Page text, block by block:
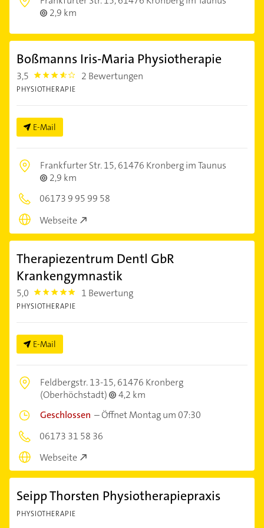
2,9 km
Boßmanns Iris-Maria Physiotherapie
3,5 3.5 2 Bewertungen
PHYSIOTHERAPIE
E-Mail
Frankfurter Str. 15,61476 Kronberg im Taunus
2,9 km
06173 9 95 99 58
Webseite
Therapiezentrum Dentl GbR
Krankengymnastik
5,0 5.0 1 Bewertung
PHYSIOTHERAPIE
E-Mail
Feldbergstr. 13-15,61476 Kronberg
(Oberhöchstadt)
4,2 km
Geschlossen –Öffnet Montag um 07:30
06173 31 58 36
Webseite
Seipp Thorsten Physiotherapiepraxis
PHYSIOTHERAPIE